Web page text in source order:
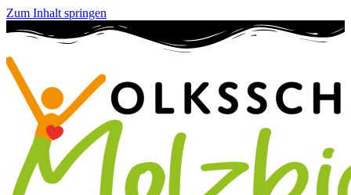
Zum Inhalt springen